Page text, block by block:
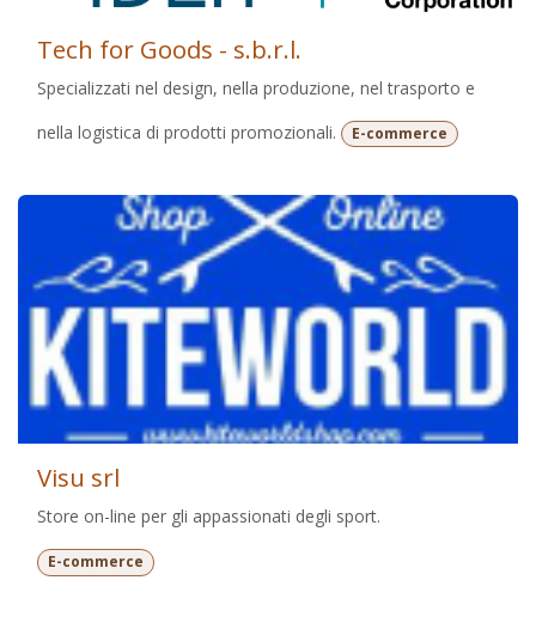
Tech for Goods - s.b.r.l.
Specializzati nel design, nella produzione, nel trasporto e
nella logistica di prodotti promozionali.
E-commerce
Visu srl
Store on-line per gli appassionati degli sport.
E-commerce